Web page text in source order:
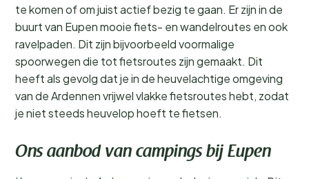
te komen of om juist actief bezig te gaan. Er zijn in de
buurt van Eupen mooie fiets- en wandelroutes en ook
ravelpaden. Dit zijn bijvoorbeeld voormalige
spoorwegen die tot fietsroutes zijn gemaakt. Dit
heeft als gevolg dat je in de heuvelachtige omgeving
van de Ardennen vrijwel vlakke fietsroutes hebt, zodat
je niet steeds heuvelop hoeft te fietsen.
Ons aanbod van campings bij Eupen